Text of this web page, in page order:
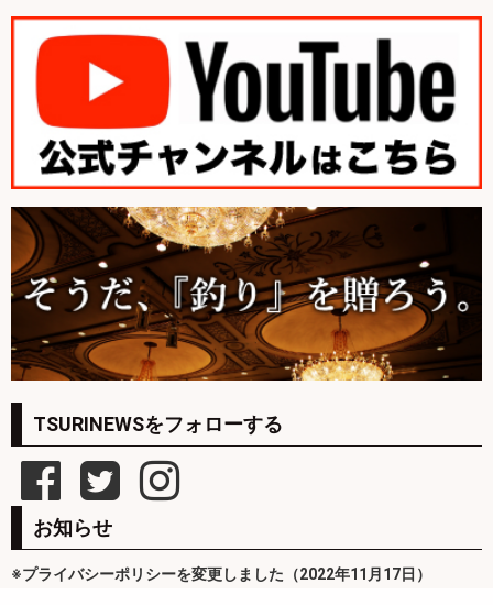
TSURINEWSをフォローする
お知らせ
※プライバシーポリシーを変更しました（2022年11月17日）